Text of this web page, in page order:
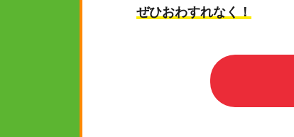
ぜひおわすれなく！